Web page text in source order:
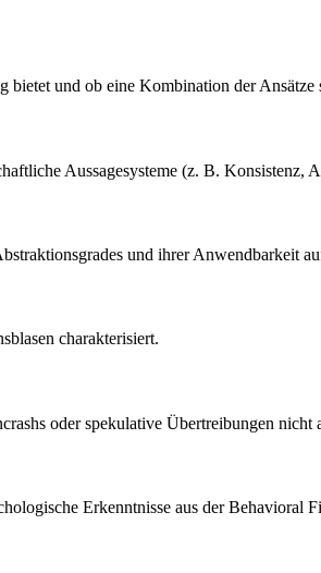
bietet und ob eine Kombination der Ansätze
Aussagesysteme (z. B. Konsistenz,
und ihrer Anwendbarkeit
charakterisiert.
oder spekulative Übertreibungen nicht
Erkenntnisse aus der Behavioral